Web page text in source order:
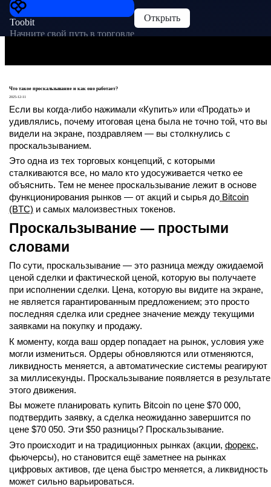
Toobit
Начните свой путь в торговле
Открыть
Что такое проскальзывание и как оно работает?
2025-12-11
Если вы когда-либо нажимали «Купить» или «Продать» и
удивлялись, почему итоговая цена была не точно той, что вы
видели на экране, поздравляем — вы столкнулись с
проскальзыванием.
Это одна из тех торговых концепций, с которыми
сталкиваются все, но мало кто удосуживается четко ее
объяснить. Тем не менее проскальзывание лежит в основе
функционирования рынков — от акций и сырья до Bitcoin
(BTC) и самых малоизвестных токенов.
Проскальзывание — простыми
словами
По сути, проскальзывание — это разница между ожидаемой
ценой сделки и фактической ценой, которую вы получаете
при исполнении сделки. Цена, которую вы видите на экране,
не является гарантированным предложением; это просто
последняя сделка или среднее значение между текущими
заявками на покупку и продажу.
К моменту, когда ваш ордер попадает на рынок, условия уже
могли измениться. Ордеры обновляются или отменяются,
ликвидность меняется, а автоматические системы реагируют
за миллисекунды. Проскальзывание появляется в результате
этого движения.
Вы можете планировать купить Bitcoin по цене $70 000,
подтвердить заявку, а сделка неожиданно завершится по
цене $70 050. Эти $50 разницы? Проскальзывание.
Это происходит и на традиционных рынках (акции, форекс,
фьючерсы), но становится ещё заметнее на рынках
цифровых активов, где цена быстро меняется, а ликвидность
может сильно варьироваться.